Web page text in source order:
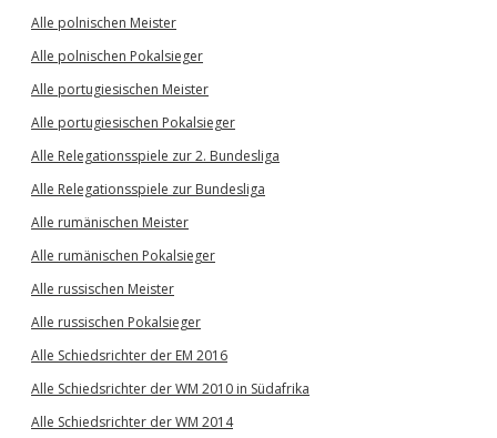
Alle polnischen Meister
Alle polnischen Pokalsieger
Alle portugiesischen Meister
Alle portugiesischen Pokalsieger
Alle Relegationsspiele zur 2. Bundesliga
Alle Relegationsspiele zur Bundesliga
Alle rumänischen Meister
Alle rumänischen Pokalsieger
Alle russischen Meister
Alle russischen Pokalsieger
Alle Schiedsrichter der EM 2016
Alle Schiedsrichter der WM 2010 in Südafrika
Alle Schiedsrichter der WM 2014